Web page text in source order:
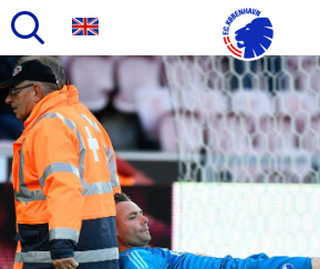
Gå
til
hovedindhold
Primær
navigation